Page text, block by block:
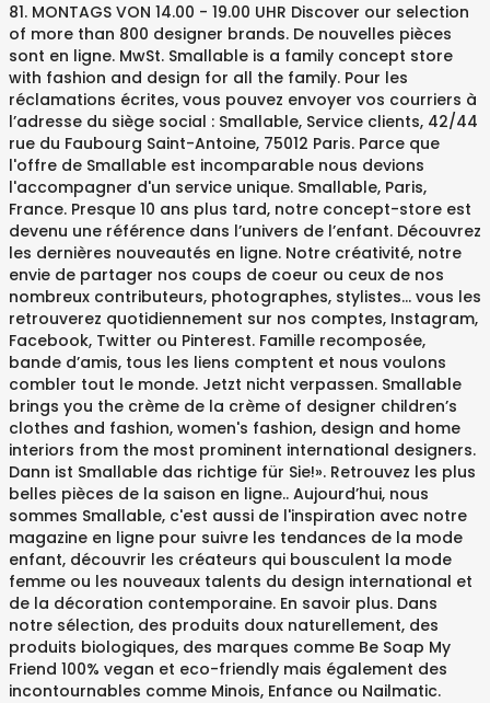
81. MONTAGS VON 14.00 - 19.00 UHR Discover our selection
of more than 800 designer brands. De nouvelles pièces
sont en ligne. MwSt. Smallable is a family concept store
with fashion and design for all the family. Pour les
réclamations écrites, vous pouvez envoyer vos courriers à
l’adresse du siège social : Smallable, Service clients, 42/44
rue du Faubourg Saint-Antoine, 75012 Paris. Parce que
l'offre de Smallable est incomparable nous devions
l'accompagner d'un service unique. Smallable, Paris,
France. Presque 10 ans plus tard, notre concept-store est
devenu une référence dans l’univers de l’enfant. Découvrez
les dernières nouveautés en ligne. Notre créativité, notre
envie de partager nos coups de coeur ou ceux de nos
nombreux contributeurs, photographes, stylistes... vous les
retrouverez quotidiennement sur nos comptes, Instagram,
Facebook, Twitter ou Pinterest. Famille recomposée,
bande d’amis, tous les liens comptent et nous voulons
combler tout le monde. Jetzt nicht verpassen. Smallable
brings you the crème de la crème of designer children’s
clothes and fashion, women's fashion, design and home
interiors from the most prominent international designers.
Dann ist Smallable das richtige für Sie!». Retrouvez les plus
belles pièces de la saison en ligne.⁠. Aujourd’hui, nous
sommes Smallable, c'est aussi de l'inspiration avec notre
magazine en ligne pour suivre les tendances de la mode
enfant, découvrir les créateurs qui bousculent la mode
femme ou les nouveaux talents du design international et
de la décoration contemporaine. En savoir plus. Dans
notre sélection, des produits doux naturellement, des
produits biologiques, des marques comme Be Soap My
Friend 100% vegan et eco-friendly mais également des
incontournables comme Minois, Enfance ou Nailmatic.